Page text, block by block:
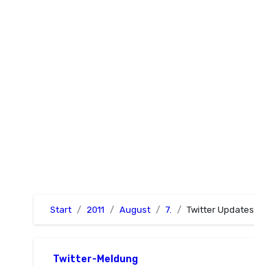
Start 2011 August 7. Twitter Updates
Twitter-Meldung